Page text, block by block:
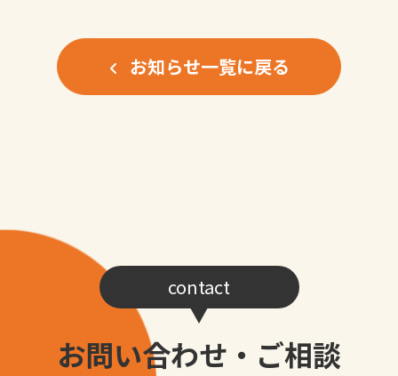
お知らせ一覧に戻る
contact
お問い合わせ・ご相談